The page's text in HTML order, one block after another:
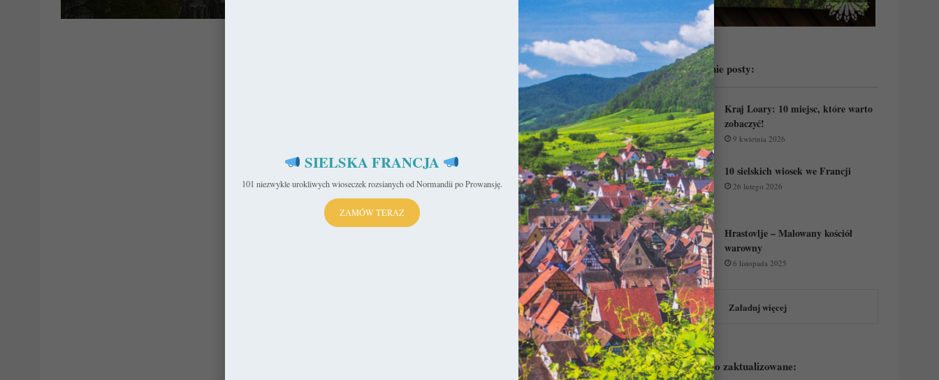
Przeczytaj ostatnie posty:
Kraj Loary: 10 miejsc, które warto
zobaczyć!
9 kwietnia 2026
10 sielskich wiosek we Francji
26 lutego 2026
Hrastovlje – Malowany kościół
warowny
6 listopada 2025
Załaduj więcej
Podejrzyj ostatnio zaktualizowane:
SIELSKA FRANCJA
101 niezwykle urokliwych wioseczek rozsianych od Normandii po Prowansję.
ZAMÓW TERAZ